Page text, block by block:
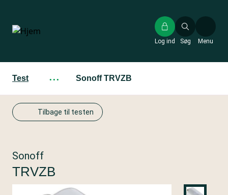
hovedindhold
Søg
Log ind Menu
Test ··· Sonoff TRVZB
Tilbage til testen
Sonoff
TRVZB